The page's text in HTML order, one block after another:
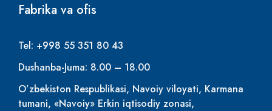
Fabrika va ofis
Tel: +998 55 351 80 43
Dushanba-Juma: 8.00 – 18.00
O’zbekiston Respublikasi, Navoiy viloyati, Karmana
tumani, «Navoiy» Erkin iqtisodiy zonasi,